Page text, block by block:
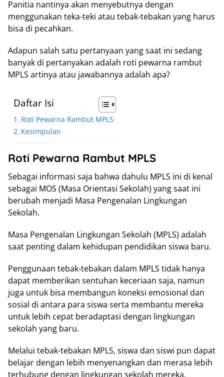
Panitia nantinya akan menyebutnya dengan
menggunakan teka-teki atau tebak-tebakan yang harus
bisa di pecahkan.
Adapun salah satu pertanyaan yang saat ini sedang
banyak di pertanyakan adalah roti pewarna rambut
MPLS artinya atau jawabannya adalah apa?
Daftar Isi
Roti Pewarna Rambut MPLS
Kesimpulan
Roti Pewarna Rambut MPLS
Sebagai informasi saja bahwa dahulu MPLS ini di kenal
sebagai MOS (Masa Orientasi Sekolah) yang saat ini
berubah menjadi Masa Pengenalan Lingkungan
Sekolah.
Masa Pengenalan Lingkungan Sekolah (MPLS) adalah
saat penting dalam kehidupan pendidikan siswa baru.
Penggunaan tebak-tebakan dalam MPLS tidak hanya
dapat memberikan sentuhan keceriaan saja, namun
juga untuk bisa membangun koneksi emosional dan
sosial di antara para siswa serta membantu mereka
untuk lebih cepat beradaptasi dengan lingkungan
sekolah yang baru.
Melalui tebak-tebakan MPLS, siswa dan siswi pun dapat
belajar dengan lebih menyenangkan dan merasa lebih
terhubung dengan lingkungan sekolah mereka.